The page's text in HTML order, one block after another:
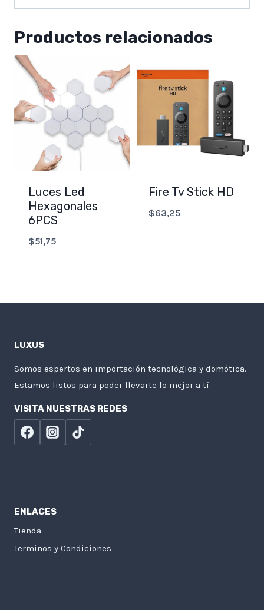
Productos relacionados
Luces Led
Hexagonales
6PCS
$51,75
Fire Tv Stick HD
$63,25
LUXUS
Somos espertos en importación tecnológica y domótica.
Estamos listos para poder llevarte lo mejor a tí.
VISITA NUESTRAS REDES
ENLACES
Tienda
Terminos y Condiciones